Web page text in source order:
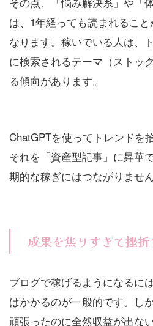
は、1年経っても読まれるこ
なります。稼いでいる人は、
に検索されるテーマ（ストッ
る傾向があります。
ChatGPTを使ってトレンドを
それを「資産型記事」に昇華
期的な稼ぎにはつながりません
成果を焦りすぎて挫折
ブログで稼げるようになるに
はかかるのが一般的です。し
頑張ったのに全然収益が出な